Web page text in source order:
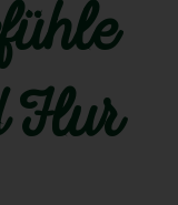
Flur